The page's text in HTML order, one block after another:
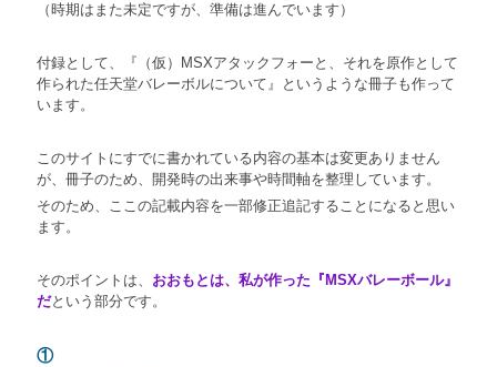
（時期はまた未定ですが、準備は進んでいます）
付録として、『（仮）MSXアタックフォーと、それを原作として
作られた任天堂バレーボルについて』というような冊子も作って
います。
このサイトにすでに書かれている内容の基本は変更ありません
が、冊子のため、開発時の出来事や時間軸を整理しています。
そのため、ここの記載内容を一部修正追記することになると思い
ます。
そのポイントは、 おおもとは、私が作った『MSXバレーボール』
だという部分です。
①